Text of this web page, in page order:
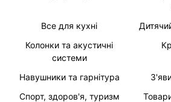
Все для кухні
Колонки та акустичні
системи
Навушники та гарнітура
Спорт, здоров'я, туризм